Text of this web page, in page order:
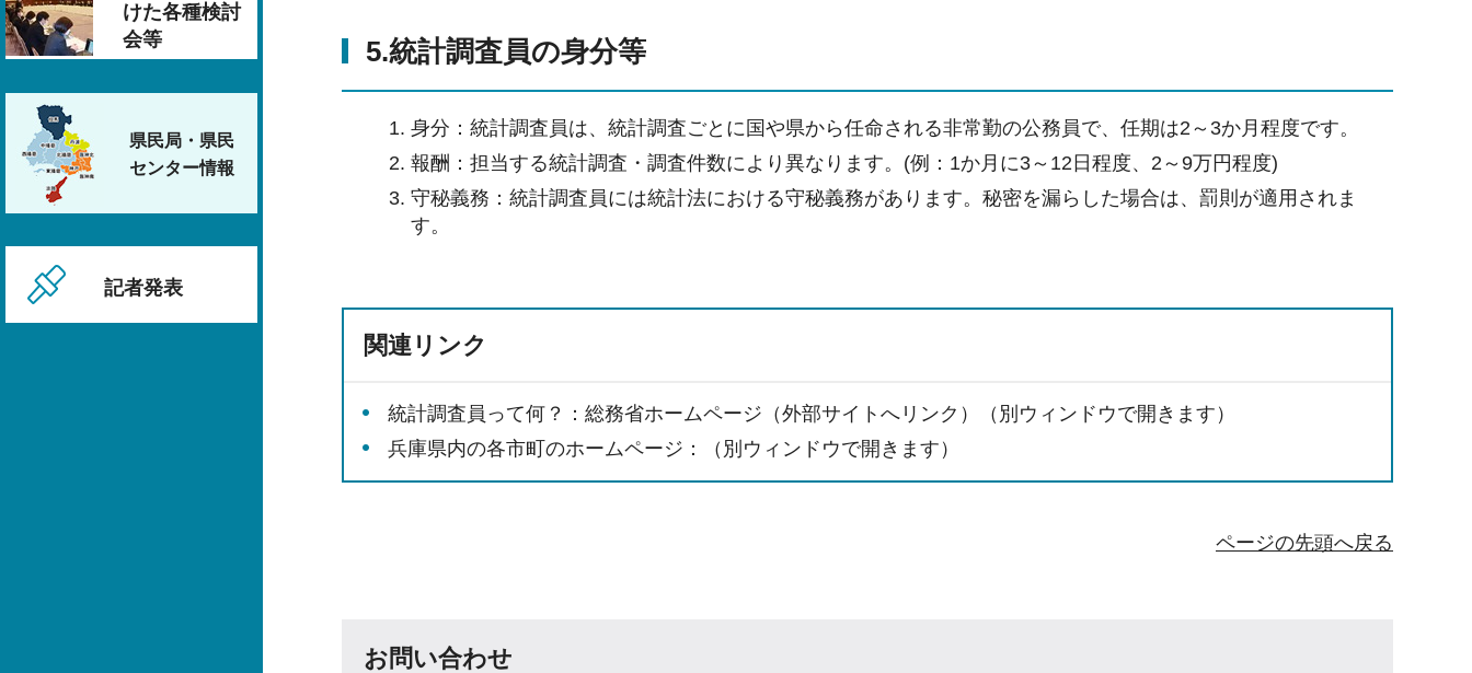
けた各種検討
会等
県民局・県民
センター情報
記者発表
5.統計調査員の身分等
身分：統計調査員は、統計調査ごとに国や県から任命される非常勤の公務員で、任期は2～3か月程度です。
報酬：担当する統計調査・調査件数により異なります。(例：1か月に3～12日程度、2～9万円程度)
守秘義務：統計調査員には統計法における守秘義務があります。秘密を漏らした場合は、罰則が適用されま
す。
関連リンク
統計調査員って何？：総務省ホームページ（外部サイトへリンク）（別ウィンドウで開きます）
兵庫県内の各市町のホームページ：（別ウィンドウで開きます）
ページの先頭へ戻る
お問い合わせ